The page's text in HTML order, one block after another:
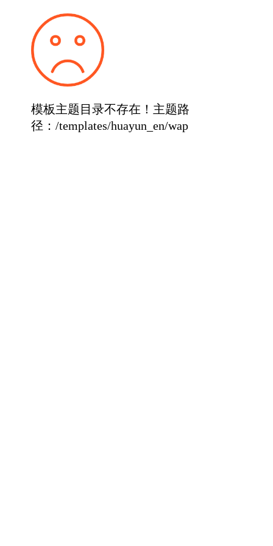
模板主题目录不存在！主题路
径：/templates/huayun_en/wap